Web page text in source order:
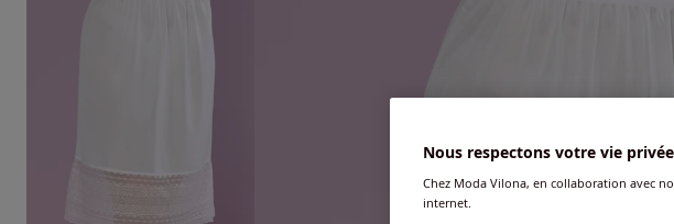
Nous respectons votre vie
Chez Moda Vilona, en collaboration avec
internet.